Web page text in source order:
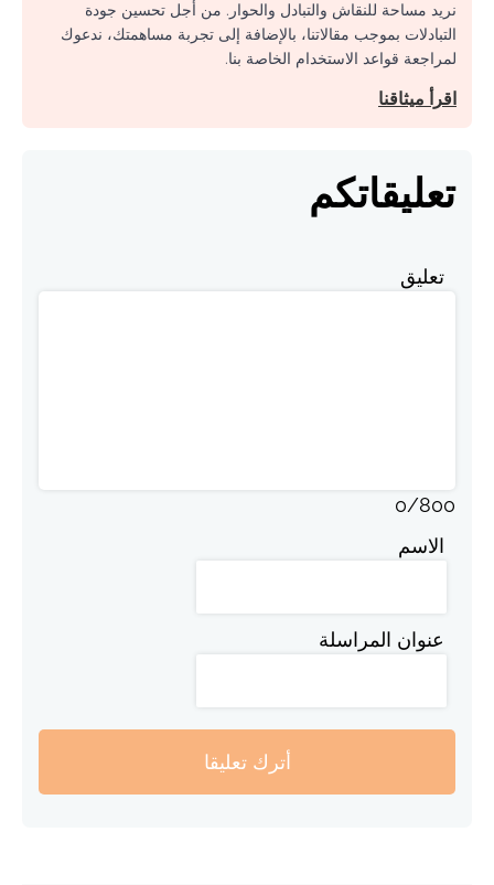
نريد مساحة للنقاش والتبادل والحوار. من أجل تحسين جودة
التبادلات بموجب مقالاتنا، بالإضافة إلى تجربة مساهمتك، ندعوك
لمراجعة قواعد الاستخدام الخاصة بنا.
اقرأ ميثاقنا
تعليقاتكم
تعليق
0/800
الاسم
عنوان المراسلة
أترك تعليقا